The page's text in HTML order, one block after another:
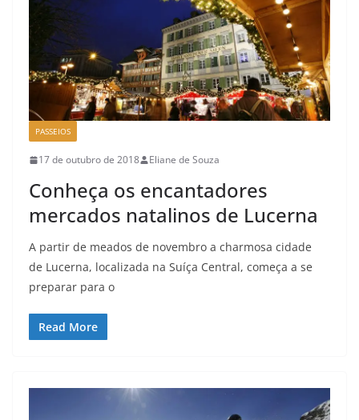
PASSEIOS
17 de outubro de 2018 Eliane de Souza
Conheça os encantadores
mercados natalinos de Lucerna
A partir de meados de novembro a charmosa cidade
de Lucerna, localizada na Suíça Central, começa a se
preparar para o
Read More